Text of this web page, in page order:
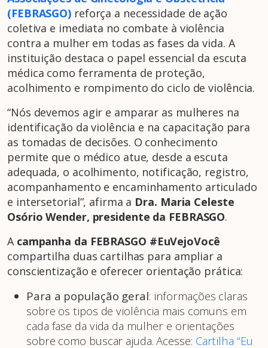
(FEBRASGO) reforça a necessidade de ação
coletiva e imediata no combate à violência
contra a mulher em todas as fases da vida. A
instituição destaca o papel essencial da escuta
médica como ferramenta de proteção,
acolhimento e rompimento do ciclo de violência.
“Nós devemos agir e amparar as mulheres na
identificação da violência e na capacitação para
as tomadas de decisões. O conhecimento
permite que o médico atue, desde a escuta
adequada, o acolhimento, notificação, registro,
acompanhamento e encaminhamento articulado
e intersetorial”, afirma a Dra. Maria Celeste
Osório Wender, presidente da FEBRASGO.
A campanha da FEBRASGO #EuVejoVocê
compartilha duas cartilhas para ampliar a
conscientização e oferecer orientação prática:
Para a população geral: informações claras
sobre os tipos de violência mais comuns em
cada fase da vida da mulher e orientações
sobre como buscar ajuda. Acesse: Cartilha “Eu